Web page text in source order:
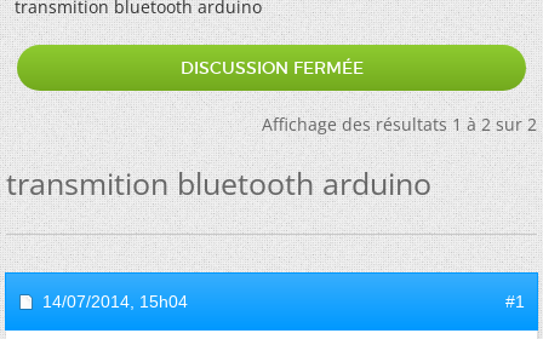
transmition bluetooth arduino
DISCUSSION FERMÉE
Affichage des résultats 1 à 2 sur 2
transmition bluetooth arduino
14/07/2014, 15h04 #1